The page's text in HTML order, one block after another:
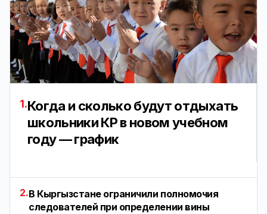
1.Когда и сколько будут отдыхать
школьники КР в новом учебном
году — график
2.В Кыргызстане ограничили полномочия
следователей при определении вины